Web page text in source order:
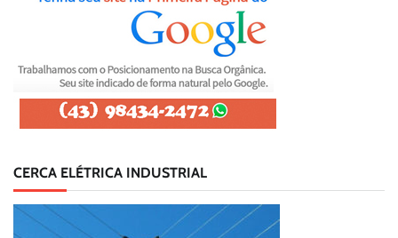
CERCA ELÉTRICA INDUSTRIAL